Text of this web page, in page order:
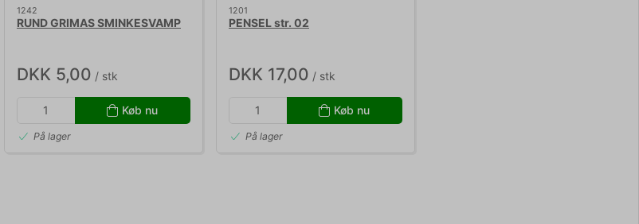
1242
RUND GRIMAS SMINKESVAMP
DKK 5,00 / stk
Køb nu
På lager
1201
PENSEL str. 02
DKK 17,00 / stk
Køb nu
På lager